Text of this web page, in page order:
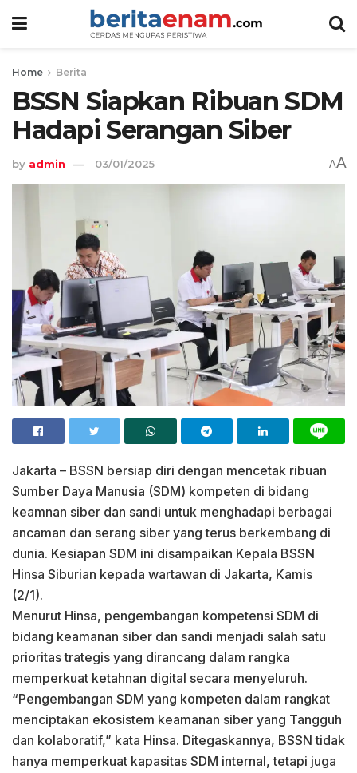
Home Berita
BSSN Siapkan Ribuan SDM
Hadapi Serangan Siber
by admin 03/01/2025 AA
Jakarta – BSSN bersiap diri dengan mencetak ribuan
Sumber Daya Manusia (SDM) kompeten di bidang
keamnan siber dan sandi untuk menghadapi berbagai
ancaman dan serang siber yang terus berkembang di
dunia. Kesiapan SDM ini disampaikan Kepala BSSN
Hinsa Siburian kepada wartawan di Jakarta, Kamis
(2/1).
Menurut Hinsa, pengembangan kompetensi SDM di
bidang keamanan siber dan sandi menjadi salah satu
prioritas trategis yang dirancang dalam rangka
memperkuat ketahnan digital secara menyeluruh.
“Pengembangan SDM yang kompeten dalam rangkat
menciptakan ekosistem keamanan siber yang Tangguh
dan kolaboratif,” kata Hinsa. Ditegaskannya, BSSN tidak
hanya memperkuat kapasitas SDM internal, tetapi juga